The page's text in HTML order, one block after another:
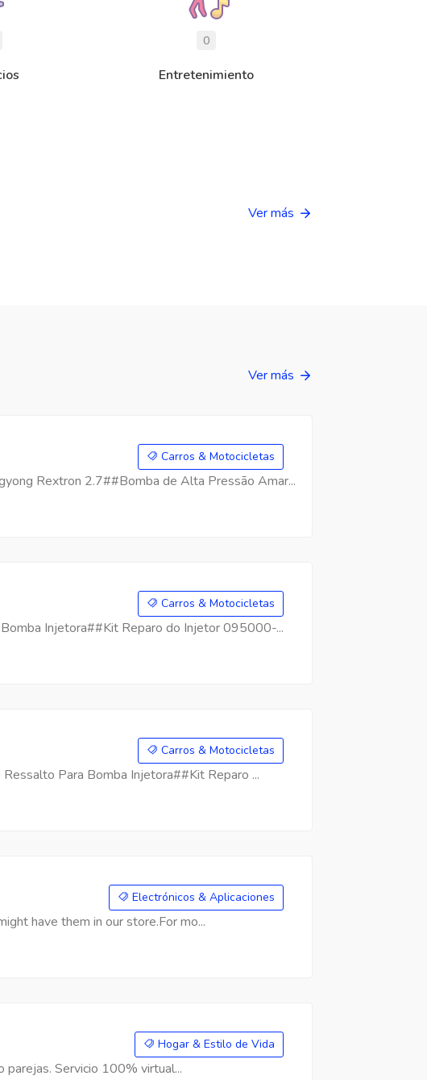
0
Entretenimiento
Ver más
Ver más
Carros & Motocicletas
Rextron 2.7##Bomba de Alta Pressão Amar...
Carros & Motocicletas
Injetora##Kit Reparo do Injetor 095000-...
Carros & Motocicletas
Para Bomba Injetora##Kit Reparo ...
Electrónicos & Aplicaciones
have them in our store.For mo...
Hogar & Estilo de Vida
parejas. Servicio 100% virtual...